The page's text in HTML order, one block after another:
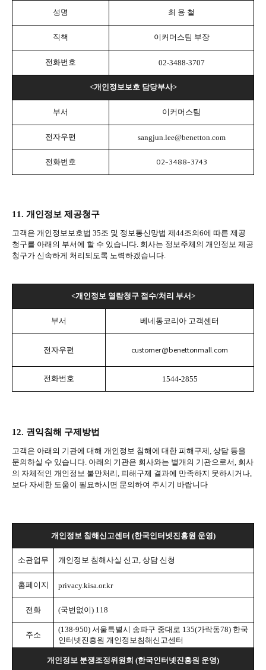
성명 최 용 철
직책 이커머스팀 부장
전화번호 02-3488-3707
<개인정보보호 담당부사>
부서 이커머스팀
전자우편 sangjun.lee@benetton.com
전화번호 02-3488-3743
11. 개인정보 제공청구
고객은 개인정보보호법 35조 및 정보통신망법 제44조의6에 따른 제공
청구를 아래의 부서에 할 수 있습니다 회사는 정보주체의 개인정보 제공
청구가 신속하게 처리되도록 노력하겠습니다
<개인정보 열람청구 접수/처리 부서 >
부서 베네통코리아 고객센터
전자우편 customer@benettonmall.com
전화번호 1544-2855
12. 권익침해 구제방법
고객은 아래의 기관에 대해 개인정보 침해에 대한 피해구제 상담 등을
문의하실 수 있습니다 아래의 기관은 회사와는 별개의 기관으로서 회사
의 자체적인 개인정보 불만처리 피해구제 결과에 만족하지 못하시거나
보다 자세한 도움이 필요하시면 문의하여 주시기 바랍니다
개인정보 침해신고센터 (한국인터넷진흥원 운영)
소관업무 개인정보 침해사실 신고,상담 신청
홈페이지 privacy.kisa.or.kr
전화 (국번없이) 118
주소
(138-950)서울특별시 송파구 중대로 135(가락동78) 한국
인터넷진흥원 개인정보침해신고센터
개인정보 분쟁조정위원회 (한국인터넷진흥원 운영)